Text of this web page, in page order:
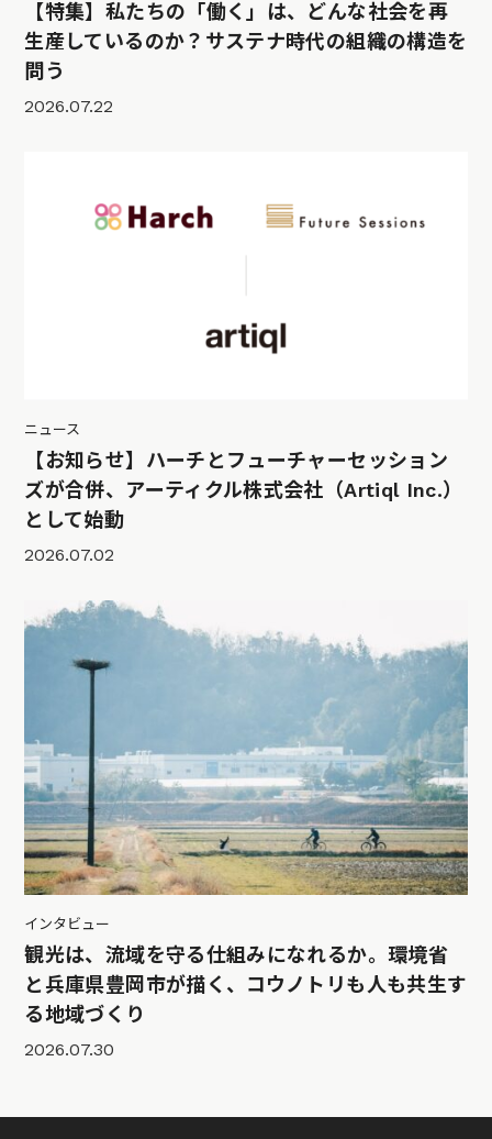
【特集】私たちの「働く」は、どんな社会を再
生産しているのか？サステナ時代の組織の構造を
問う
2026.07.22
ニュース
【お知らせ】ハーチとフューチャーセッション
ズが合併、アーティクル株式会社（Artiql Inc.）
として始動
2026.07.02
インタビュー
観光は、流域を守る仕組みになれるか。環境省
と兵庫県豊岡市が描く、コウノトリも人も共生す
る地域づくり
2026.07.30